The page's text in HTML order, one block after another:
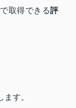
取得できる評
す。